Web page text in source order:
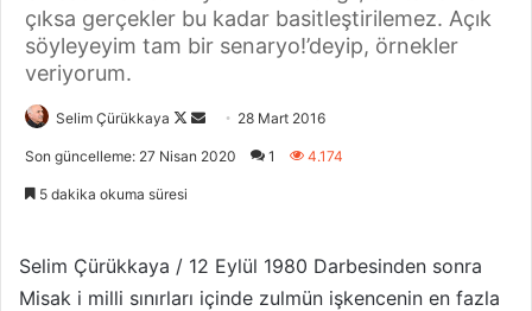
çıksa gerçekler bu kadar basitleştirilemez. Açık
söyleyeyim tam bir senaryo!’deyip, örnekler
veriyorum.
Selim Çürükkaya
F
wp
28 Mart 2016
Son güncelleme: 27 Nisan 2020 1 4.174
5 dakika okuma süresi
Selim Çürükkaya / 12 Eylül 1980 Darbesinden sonra
Misak i milli sınırları içinde zulmün işkencenin en fazla